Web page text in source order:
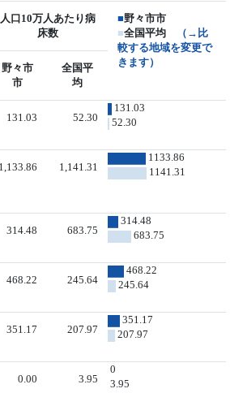
人口10万人あたり病
床数
■野々市市
■全国平均
（→比
較する地域を変更で
きます）
野々市
市
全国平
均
131.03 52.30
131.03
52.30
1,133.86 1,141.31
1133.86
1141.31
314.48 683.75
314.48
683.75
468.22 245.64
468.22
245.64
351.17 207.97
351.17
207.97
0.00 3.95
0
3.95